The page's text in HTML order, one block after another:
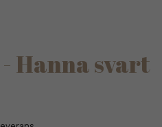
Hanna svart